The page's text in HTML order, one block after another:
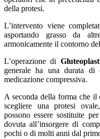
della protesi.
L’intervento viene
asportando grasso da
armonicamente il contorno
L’operazione di
generale ha una durata
medicazione compressiva.
A seconda della forma che
scegliere una protesi
possono essere sostituite
dovuta all’insorgere di
pochi o di molti anni dal